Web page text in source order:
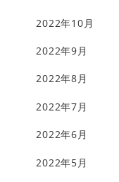
2022年10月
2022年9月
2022年8月
2022年7月
2022年6月
2022年5月